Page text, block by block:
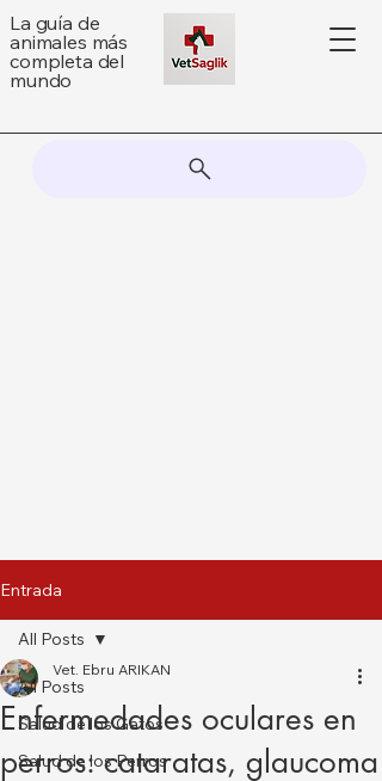
La guía de
animales más
completa del
mundo
Entrada
All Posts
Salud de los Gatos
Salud de los Perros
All Posts
Enfermedades oculares en
perros: cataratas, glaucoma
Vet. Ebru ARIKAN